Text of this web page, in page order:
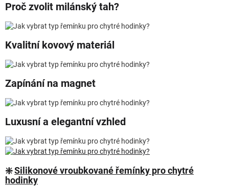
Proč zvolit milánský tah?
Kvalitní kovový materiál
Zapínání na magnet
Luxusní a elegantní vzhled
❇️Silikonové vroubkované řemínky pro chytré
hodinky